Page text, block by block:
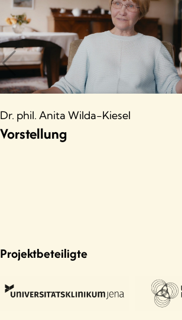
Dr. phil. Anita Wilda-Kiesel
Vorstellung
Projektbeteiligte